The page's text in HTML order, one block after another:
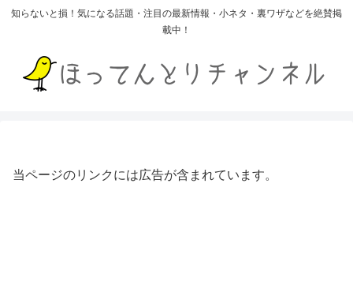
知らないと損！気になる話題・注目の最新情報・小ネタ・裏ワザなどを絶賛掲
載中！
当ページのリンクには広告が含まれています。